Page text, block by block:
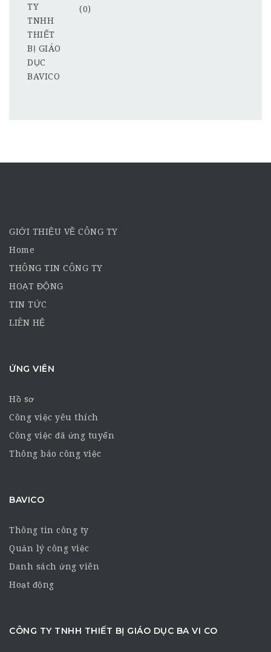
(0)
GIỚI THIỆU VỀ CÔNG TY
Home
THÔNG TIN CÔNG TY
HOẠT ĐỘNG
TIN TỨC
LIÊN HỆ
ỨNG VIÊN
Hồ sơ
Công việc yêu thích
Công việc đã ứng tuyển
Thông báo công việc
BAVICO
Thông tin công ty
Quản lý công việc
Danh sách ứng viên
Hoạt động
CÔNG TY TNHH THIẾT BỊ GIÁO DỤC BA VI CO